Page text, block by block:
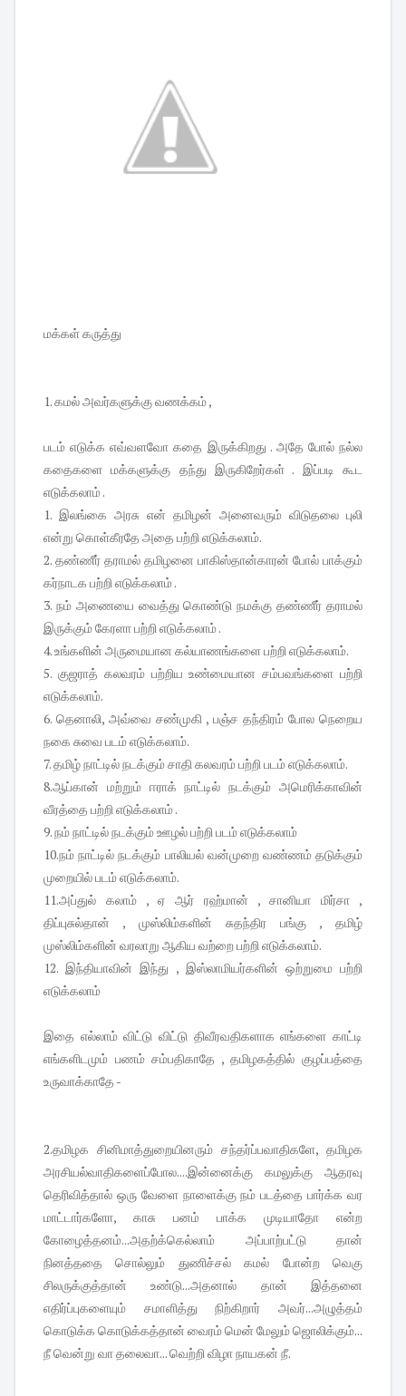
மக்கள் கருத்து
1. கமல் அவர்களுக்கு வணக்கம் ,
படம் எடுக்க எவ்வளவோ கதை இருக்கிறது . அதே போல் நல்ல
கதைகளை மக்களுக்கு தந்து இருகிறேர்கள் . இப்படி கூட
எடுக்கலாம் .
1. இலங்கை அரசு என் தமிழன் அனைவரும் விடுதலை புலி
என்று கொள்கீரதே அதை பற்றி எடுக்கலாம்.
2. தண்ணீர் தராமல் தமிழனை பாகிஸ்தான்காரன் போல் பாக்கும்
கர்நாடக பற்றி எடுக்கலாம் .
3. நம் அணையை வைத்து கொண்டு நமக்கு தண்ணீர் தராமல்
இருக்கும் கேரளா பற்றி எடுக்கலாம் .
4. உங்களின் அருமையான கல்யாணங்களை பற்றி எடுக்கலாம்.
5. குஜராத் கலவரம் பற்றிய உண்மையான சம்பவங்களை பற்றி
எடுக்கலாம்.
6. தெனாலி, அவ்வை சண்முகி , பஞ்ச தந்திரம் போல நெறைய
நகை சுவை படம் எடுக்கலாம்.
7. தமிழ் நாட்டில் நடக்கும் சாதி கலவரம் பற்றி படம் எடுக்கலாம்.
8.ஆப்கான் மற்றும் ஈராக் நாட்டில் நடக்கும் அமெரிக்காவின்
வீரத்தை பற்றி எடுக்கலாம் .
9. நம் நாட்டில் நடக்கும் ஊழல் பற்றி படம் எடுக்கலாம்
10.நம் நாட்டில் நடக்கும் பாலியல் வன்முறை வண்ணம் தடுக்கும்
முறையில் படம் எடுக்கலாம்.
11.அப்துல் கலாம் , ஏ ஆர் ரஹ்மான் , சானியா மிர்சா ,
திப்புசுல்தான் , முஸ்லிம்களின் சுதந்திர பங்கு , தமிழ்
முஸ்லிம்களின் வரலாறு ஆகிய வற்றை பற்றி எடுக்கலாம்.
12. இந்தியாவின் இந்து , இஸ்லாமியர்களின் ஒற்றுமை பற்றி
எடுக்கலாம்
இதை எல்லாம் விட்டு விட்டு திவீரவதிகளாக எங்களை காட்டி
எங்களிடமும் பணம் சம்பதிகாதே , தமிழகத்தில் குழப்பத்தை
உருவாக்காதே -
2.தமிழக சினிமாத்துறையினரும் சந்தர்ப்பவாதிகளே, தமிழக
அரசியல்வாதிகளைப்போல....இன்னைக்கு கமலுக்கு ஆதரவு
தெரிவித்தால் ஒரு வேளை நாளைக்கு நம் படத்தை பார்க்க வர
மாட்டார்களோ, காசு பனம் பாக்க முடியாதோ என்ற
கோழைத்தனம்...அதற்க்கெல்லாம் அப்பாற்பட்டு தான்
நினத்ததை சொல்லும் துணிச்சல் கமல் போன்ற வெகு
சிலருக்குத்தான் உண்டு...அதனால் தான் இத்தனை
எதிர்ப்புகளையும் சமாளித்து நிற்கிறார் அவர்...அழுத்தம்
கொடுக்க கொடுக்கத்தான் வைரம் மென் மேலும் ஜொலிக்கும்...
நீ வென்று வா தலைவா... வெற்றி விழா நாயகன் நீ.